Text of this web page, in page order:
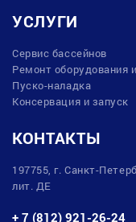
УСЛУГИ
Сервис бассейнов
Ремонт оборудования
Пуско-наладка
Консервация и запуск
КОНТАКТЫ
197755, г. Санкт-
лит. ДЕ
+ 7 (812) 921-26-24